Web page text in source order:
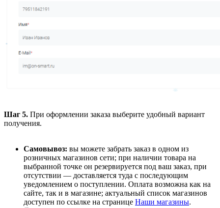
Шаг 5. При оформлении заказа выберите удобный вариант
получения.
Самовывоз: вы можете забрать заказ в одном из
розничных магазинов сети; при наличии товара на
выбранной точке он резервируется под ваш заказ, при
отсутствии — доставляется туда с последующим
уведомлением о поступлении. Оплата возможна как на
сайте, так и в магазине; актуальный список магазинов
доступен по ссылке на странице Наши магазины.​